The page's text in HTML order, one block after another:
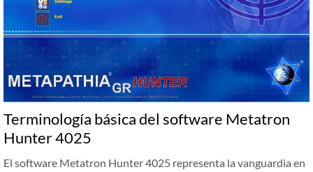
Terminología básica del software Metatron
Hunter 4025
El software Metatron Hunter 4025 representa la vanguardia en